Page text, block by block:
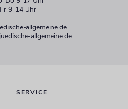
Fr 9-14 Uhr
allgemeine.de
allgemeine.de
SERVICE